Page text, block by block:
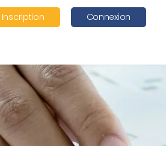
Inscription Connexion